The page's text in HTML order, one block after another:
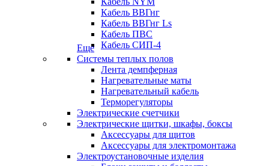
Кабель ВВГнг
Кабель ВВГнг Ls
Кабель ПВС
Кабель СИП-4
Еще
Системы теплых полов
Лента демпферная
Нагревательные маты
Нагревательный кабель
Терморегуляторы
Электрические счетчики
Электрические щитки, шкафы, боксы
Аксессуары для щитов
Аксессуары для электромонтажа
Электроустановочные изделия